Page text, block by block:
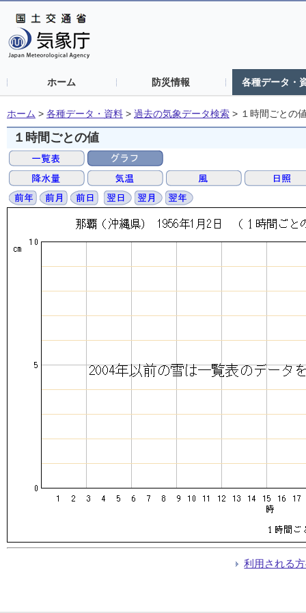
ホーム 防災情報 各種データ・
ホーム > 各種データ・資料 > 過去の気象データ検索 > １時間ごとの
１時間ごとの値
利用される